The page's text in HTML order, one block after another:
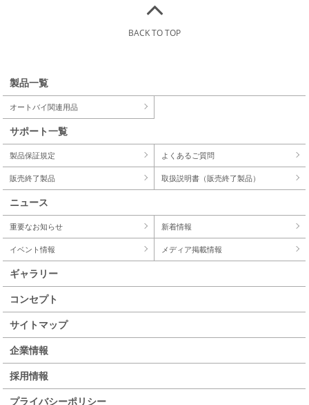
BACK TO TOP
製品一覧
オートバイ関連用品
サポート一覧
製品保証規定 よくあるご質問
販売終了製品 取扱説明書（販売終了製品）
ニュース
重要なお知らせ 新着情報
イベント情報 メディア掲載情報
ギャラリー
コンセプト
サイトマップ
企業情報
採用情報
プライバシーポリシー